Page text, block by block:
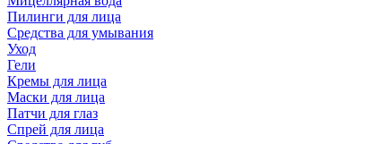
Пилинги для лица
Средства для умывания
Уход
Гели
Кремы для лица
Маски для лица
Патчи для глаз
Спрей для лица